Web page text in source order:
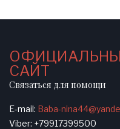
САЙТ
Связаться для помощи
E-mail: Baba-
Viber: +79917399500